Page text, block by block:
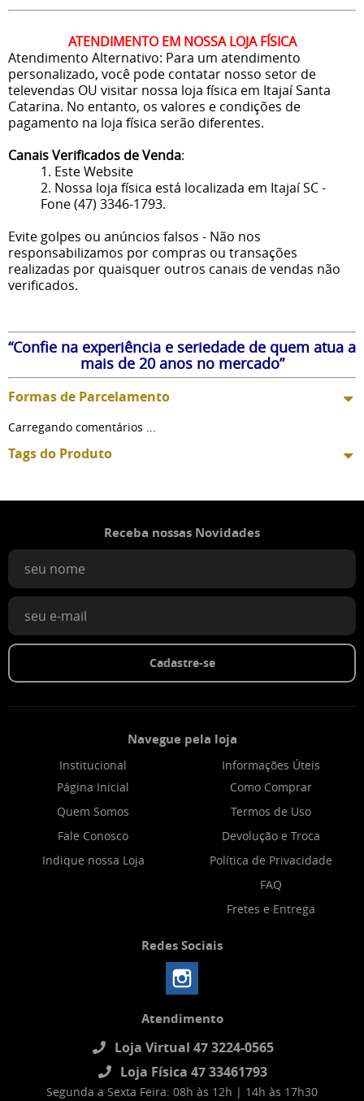
ATENDIMENTO EM NOSSA LOJA FÍSICA
Atendimento Alternativo: Para um atendimento
personalizado, você pode contatar nosso setor de
televendas OU visitar nossa loja física em Itajaí Santa
Catarina. No entanto, os valores e condições de
pagamento na loja física serão diferentes.
Canais Verificados de Venda:
1. Este Website
2. Nossa loja física está localizada em Itajaí SC -
Fone (47) 3346-1793.
Evite golpes ou anúncios falsos - Não nos
responsabilizamos por compras ou transações
realizadas por quaisquer outros canais de vendas não
verificados.
“Confie na experiência e seriedade de quem atua a
mais de 20 anos no mercado”
Formas de Parcelamento
Carregando comentários ...
Tags do Produto
Receba nossas Novidades
Cadastre-se
Navegue pela loja
Institucional
Página Inicial
Quem Somos
Fale Conosco
Indique nossa Loja
Informações Úteis
Como Comprar
Termos de Uso
Devolução e Troca
Política de Privacidade
FAQ
Fretes e Entrega
Redes Sociais
Atendimento
Loja Virtual 47 3224-0565
Loja Física 47 33461793
Segunda a Sexta Feira: 08h às 12h | 14h às 17h30